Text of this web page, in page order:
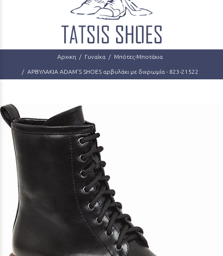
Αρχικη Γυναίκα Μπότες-Μποτάκια
ΑΡΒΥΛΑΚΙΑ ADAM'S SHOES αρβυλάκι με διχρωμία - 823-21522